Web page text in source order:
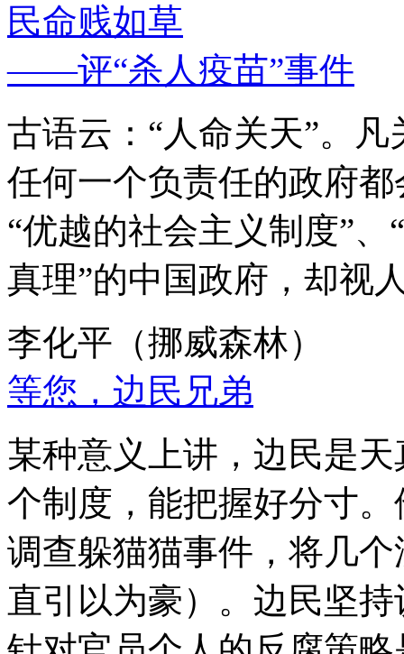
民命贱如草
——评“杀人疫苗”事件
古语云：“人命关天”。
任何一个负责任的政府
“优越的社会主义制度”
真理”的中国政府，却视
李化平（挪威森林）
等您，边民兄弟
某种意义上讲，边民是
个制度，能把握好分寸
调查躲猫猫事件，将几
直引以为豪）。边民坚